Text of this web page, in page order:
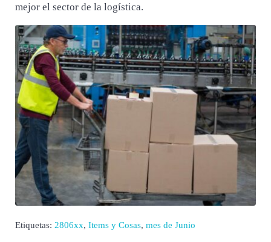
mejor el sector de la logística.
Etiquetas: 2806xx, Items y Cosas, mes de Junio